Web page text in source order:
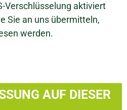
Verschlüsselung aktiviert
Sie an uns übermitteln,
werden.
AUF DIESER